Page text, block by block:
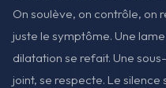
On soulève, on contrôle, on
juste le symptôme. Une
dilatation se refait. Une
joint, se respecte. Le silence